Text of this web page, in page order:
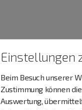
Einstellungen
Beim Besuch unserer
Zustimmung können
Auswertung,